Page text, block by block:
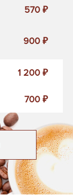
570 ₽
900 ₽
1 200 ₽
700 ₽